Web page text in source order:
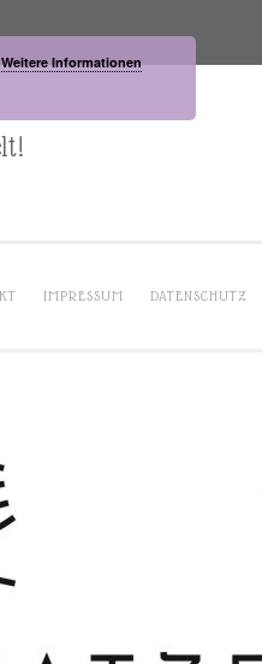
IMPRESSUM DATENSCHUTZ
Weitere Informationen